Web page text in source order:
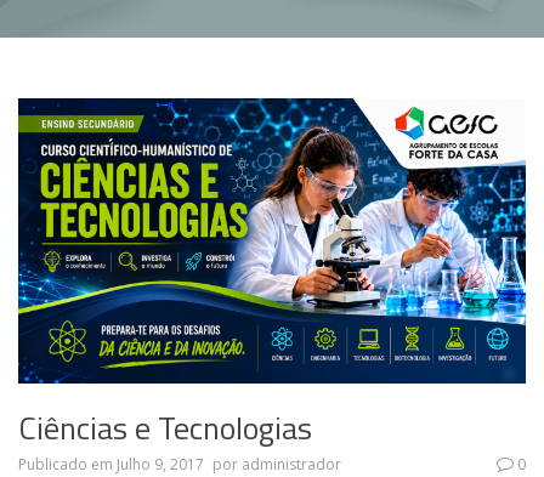
Ciências e Tecnologias
Publicado em Julho 9, 2017 por administrador 0